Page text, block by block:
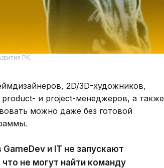
РК.
2D/3D-художников,
и project-менеджеров, а также
можно даже без готовой
и IT не запускают
не могут найти команду